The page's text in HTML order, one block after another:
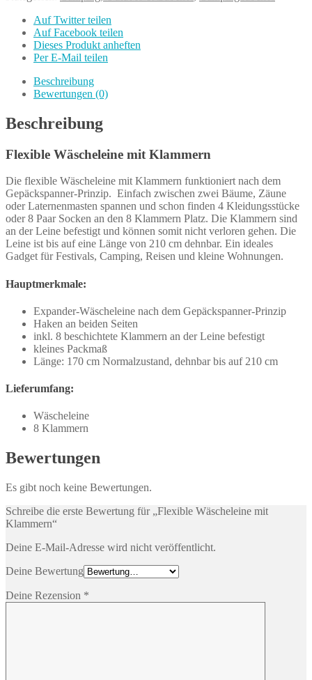
Auf Twitter teilen
Auf Facebook teilen
Dieses Produkt anheften
Per E-Mail teilen
Beschreibung
Bewertungen (0)
Beschreibung
Flexible Wäscheleine mit Klammern
Die flexible Wäscheleine mit Klammern funktioniert nach dem
Gepäckspanner-Prinzip. Einfach zwischen zwei Bäume, Zäune
oder Laternenmasten spannen und schon finden 4 Kleidungsstücke
oder 8 Paar Socken an den 8 Klammern Platz. Die Klammern sind
an der Leine befestigt und können somit nicht verloren gehen. Die
Leine ist bis auf eine Länge von 210 cm dehnbar. Ein ideales
Gadget für Festivals, Camping, Reisen und kleine Wohnungen.
Hauptmerkmale:
Expander-Wäscheleine nach dem Gepäckspanner-Prinzip
Haken an beiden Seiten
inkl. 8 beschichtete Klammern an der Leine befestigt
kleines Packmaß
Länge: 170 cm Normalzustand, dehnbar bis auf 210 cm
Lieferumfang:
Wäscheleine
8 Klammern
Bewertungen
Es gibt noch keine Bewertungen.
Schreibe die erste Bewertung für „Flexible Wäscheleine mit
Klammern“
Deine E-Mail-Adresse wird nicht veröffentlicht.
Deine Bewertung
Deine Rezension *